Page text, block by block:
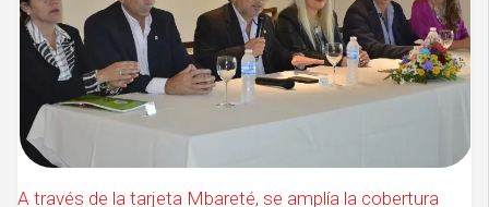
A través de la tarjeta Mbareté, se amplía la cobertura